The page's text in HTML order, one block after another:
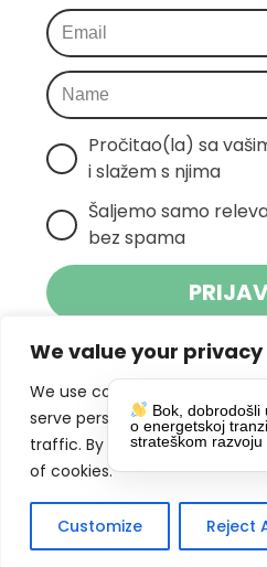
We value your privacy
We use cookies to enhance
serve personalized ads or
traffic. By clicking "Accept All",
of cookies.
Customize Reject
Pročitao(la) sa
i slažem s njima
Šaljemo samo
bez spama
Klikom na gumb dajete
primanje novosti
slažete spolitikom
DRUŠTVENE
Bok, dobrodošli
o energetskoj
strateškom razvoju